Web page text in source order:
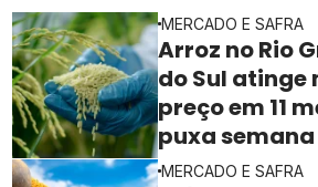
previsto para a safra 2026
MERCADO E SAFRA
Arroz no Rio
do Sul atinge
preço em 11
puxa
valorização no
MERCADO E SAFRA